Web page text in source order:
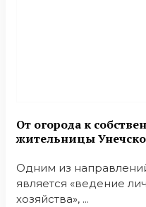
От огорода к
жительницы
Одним из
является «ведение
хозяйства», ...